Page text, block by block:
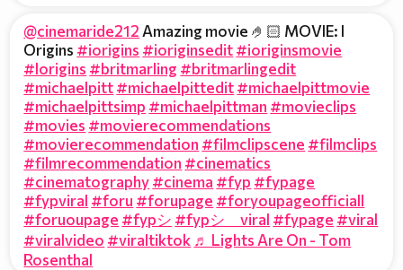
@cinemaride212 Amazing movie 🤌🏻 MOVIE: I
Origins #iorigins #ioriginsedit#ioriginsmovie
#Iorigins #britmarling #britmarlingedit
#michaelpitt#michaelpittedit#michaelpittmovie
#michaelpittsimp #michaelpittman #movieclips
#movies #movierecommendations
#movierecommendation #filmclipscene #filmclips
#filmrecommendation #cinematics
#cinematography#cinema #fyp #fypage
#fypviral #foru #forupage #foryoupageofficiall
#foruoupage #fypシ #fypシ゚viral #fypage #viral
#viralvideo #viraltiktok ♬ Lights Are On - Tom
Rosenthal